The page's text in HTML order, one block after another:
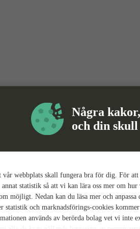
Några
och din skull
webbplats skall fungera bra för dig. För att
statistik så att vi kan lära oss mer om
möjligt. Nedan kan du läsa mer och
statistik och marknadsförings-cookies
används av berörda bolag vet vi inte